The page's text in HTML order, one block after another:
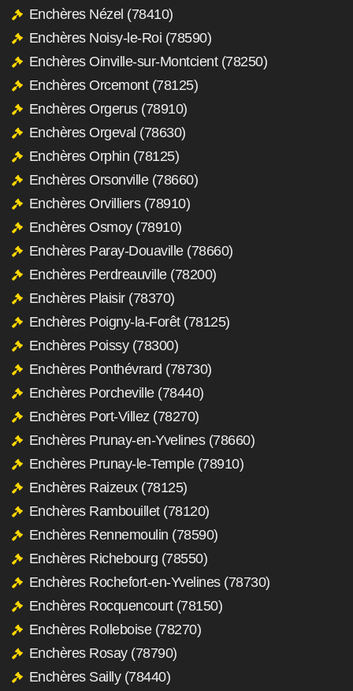
Enchères Nézel (78410)
Enchères Noisy-le-Roi (78590)
Enchères Oinville-sur-Montcient (78250)
Enchères Orcemont (78125)
Enchères Orgerus (78910)
Enchères Orgeval (78630)
Enchères Orphin (78125)
Enchères Orsonville (78660)
Enchères Orvilliers (78910)
Enchères Osmoy (78910)
Enchères Paray-Douaville (78660)
Enchères Perdreauville (78200)
Enchères Plaisir (78370)
Enchères Poigny-la-Forêt (78125)
Enchères Poissy (78300)
Enchères Ponthévrard (78730)
Enchères Porcheville (78440)
Enchères Port-Villez (78270)
Enchères Prunay-en-Yvelines (78660)
Enchères Prunay-le-Temple (78910)
Enchères Raizeux (78125)
Enchères Rambouillet (78120)
Enchères Rennemoulin (78590)
Enchères Richebourg (78550)
Enchères Rochefort-en-Yvelines (78730)
Enchères Rocquencourt (78150)
Enchères Rolleboise (78270)
Enchères Rosay (78790)
Enchères Sailly (78440)